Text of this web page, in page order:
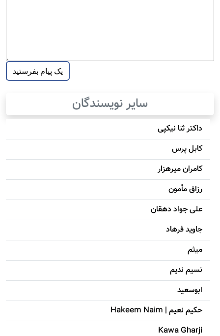
سایر نویسندگان
داکتر ثنا نیکپی
کابل پرس
کامران میرهزار
رزاق مأمون
علی جواد دهقان
جاويد فرهاد
میثم
نسیم ندیم
ابوسعيد
حکيم نعيم | Hakeem Naim
Kawa Gharji